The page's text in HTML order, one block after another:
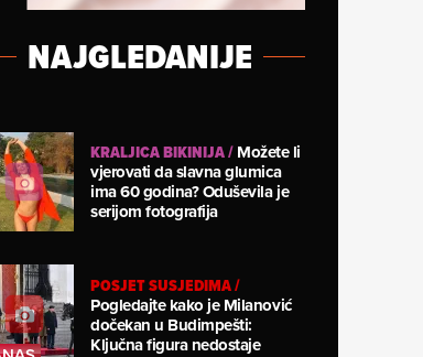
NAJGLEDANIJE
KRALJICA BIKINIJA/Možete li
vjerovati da slavna glumica
ima 60 godina? Oduševila je
serijom fotografija
POSJET SUSJEDIMA/
Pogledajte kako je Milanović
dočekan u Budimpešti:
Ključna figura nedostaje